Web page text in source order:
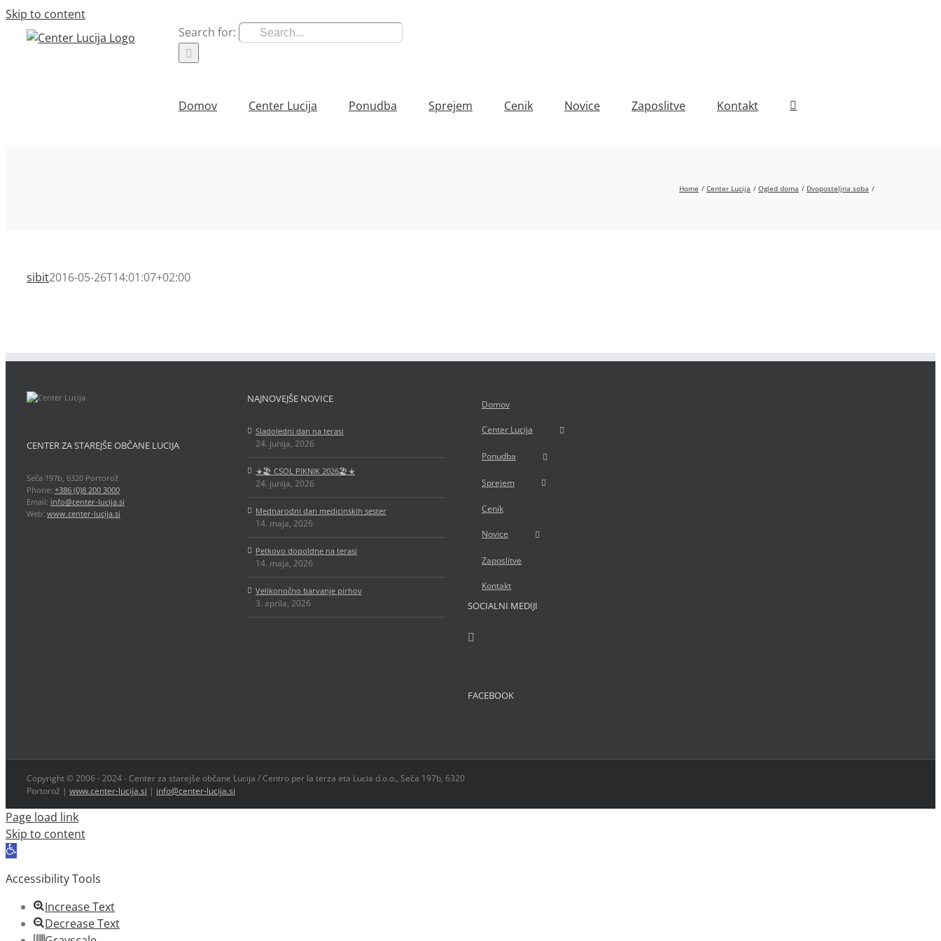
Skip to content
Search for:
Domov Center Lucija Ponudba Sprejem Cenik Novice Zaposlitve Kontakt
Home Center Lucija Ogled doma Dvoposteljna soba
sibit2016-05-26T14:01:07+02:00
CENTER ZA STAREJŠE OBČANE LUCIJA
Seča 197b, 6320 Portorož
Phone: +386 (0)8 200 3000
Email: info@center-lucija.si
Web: www.center-lucija.si
NAJNOVEJŠE NOVICE
Sladoledni dan na terasi
24. junija, 2026
☀️🏖️ CSOL PIKNIK 2026🏖️☀️
24. junija, 2026
Mednarodni dan medicinskih sester
14. maja, 2026
Petkovo dopoldne na terasi
14. maja, 2026
Velikonočno barvanje pirhov
3. aprila, 2026
Domov
Center Lucija
Ponudba
Sprejem
Cenik
Novice
Zaposlitve
Kontakt
SOCIALNI MEDIJI
FACEBOOK
Copyright © 2006 - 2024 - Center za starejše občane Lucija / Centro per la terza eta Lucia d.o.o., Seča 197b, 6320
Portorož | www.center-lucija.si | info@center-lucija.si
Page load link
Skip to content
Open
Accessibility Tools
Increase Text
Decrease Text